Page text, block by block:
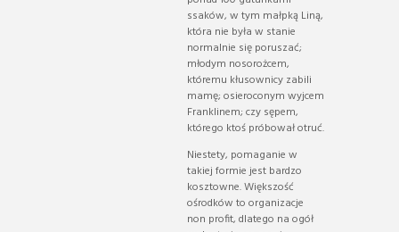
ssaków, w tym małpką Liną,
która nie była w stanie
normalnie się poruszać;
młodym nosorożcem,
któremu kłusownicy zabili
mamę; osieroconym wyjcem
Franklinem; czy sępem,
którego ktoś próbował otruć.
Niestety, pomaganie w
takiej formie jest bardzo
kosztowne. Większość
ośrodków to organizacje
non profit, dlatego na ogół